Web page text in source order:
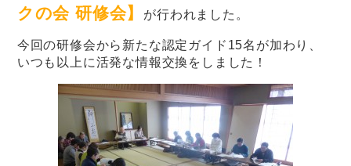
クの会 研修会】 が行われました。
今回の研修会から新たな認定ガイド15名が加わり、
いつも以上に活発な情報交換をしました！